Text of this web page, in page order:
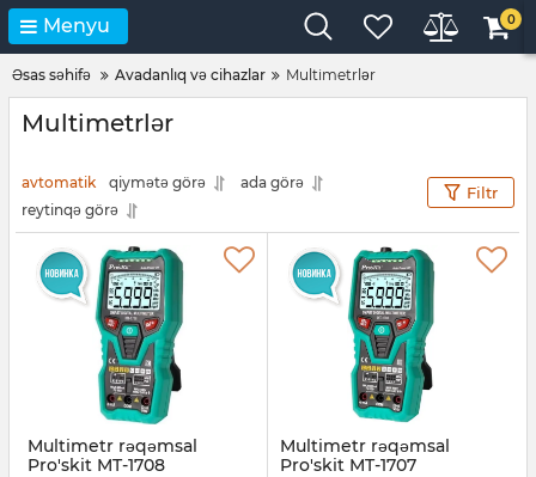
Menyu 0
Əsas səhifə Avadanlıq və cihazlar Multimetrlər
Multimetrlər
avtomatik qiymətə görə
ada görə
reytinqə görə
Filtr
Multimetr rəqəmsal
Pro'skit MT-1708
Multimetr rəqəmsal
Pro'skit MT-1707